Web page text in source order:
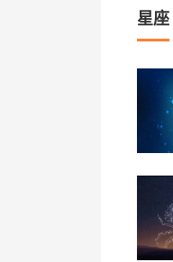
星座